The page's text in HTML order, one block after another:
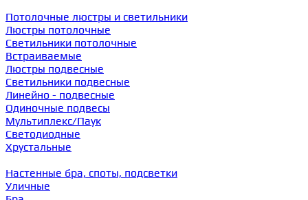
Потолочные люстры и светильники
Люстры потолочные
Светильники потолочные
Встраиваемые
Люстры подвесные
Светильники подвесные
Линейно - подвесные
Одиночные подвесы
Мультиплекс/Паук
Светодиодные
Хрустальные
Настенные бра, споты, подсветки
Уличные